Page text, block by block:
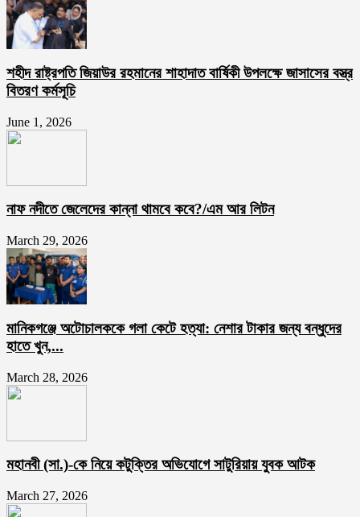
শহীদ রাষ্ট্রপতি জিয়াউর রহমানের শাহাদাত বার্ষিকী উপলক্ষে জাসাসের বস্ত্র
বিতরণ কর্মসূচি
June 1, 2026
নাফ নদীতে জেলেদের কান্না থামবে কবে?/এম আর লিটন
March 29, 2026
মানিকগঞ্জে অটোচালককে গলা কেটে হত্যা: নেশার টাকার জন্য বন্ধুদের
হাতে খুন,...
March 28, 2026
মহানবী (সা.)-কে নিয়ে কটুক্তির অভিযোগে সাটুরিয়ায় যুবক আটক
March 27, 2026